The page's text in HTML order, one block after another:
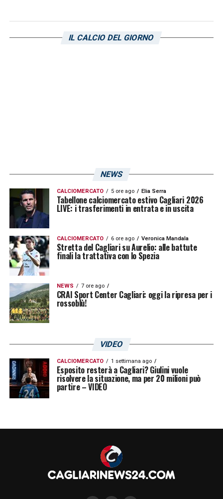
LA PLAYLIST DELLE NOSTRE TOP NEWS
IL CALCIO DEL GIORNO
NEWS
CALCIOMERCATO 5 ore ago Elia Serra
Tabellone calciomercato estivo Cagliari 2026
LIVE: i trasferimenti in entrata e in uscita
CALCIOMERCATO 6 ore ago Veronica Mandala
Stretta del Cagliari su Aurelio: alle battute
finali la trattativa con lo Spezia
NEWS 7 ore ago
CRAI Sport Center Cagliari: oggi la ripresa per i
rossoblù!
VIDEO
CALCIOMERCATO 1 settimana ago
Esposito resterà a Cagliari? Giulini vuole
risolvere la situazione, ma per 20 milioni può
partire – VIDEO